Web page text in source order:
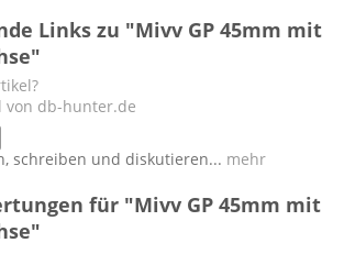
Links zu "Mivv GP 45mm mit
von db-hunter.de
schreiben und diskutieren... mehr
für "Mivv GP 45mm mit